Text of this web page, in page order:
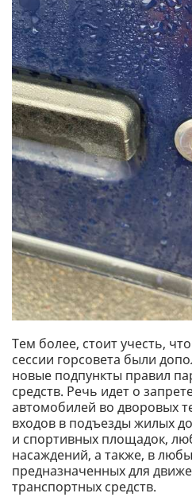
Тем более, стоит учесть,
сессии горсовета были
новые подпункты правил
средств. Речь идет о
автомобилей во дворовых
входов в подъезды жилых
и спортивных площадок,
насаждений, а также, в
предназначенных для
транспортных средств.